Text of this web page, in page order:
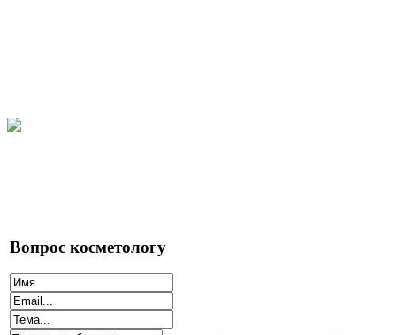
Вопрос косметологу